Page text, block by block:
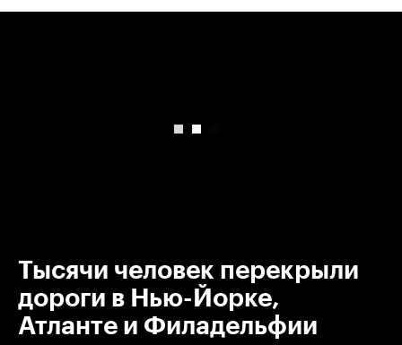
Тысячи человек перекрыли
дороги в Нью-Йорке,
Атланте и Филадельфии